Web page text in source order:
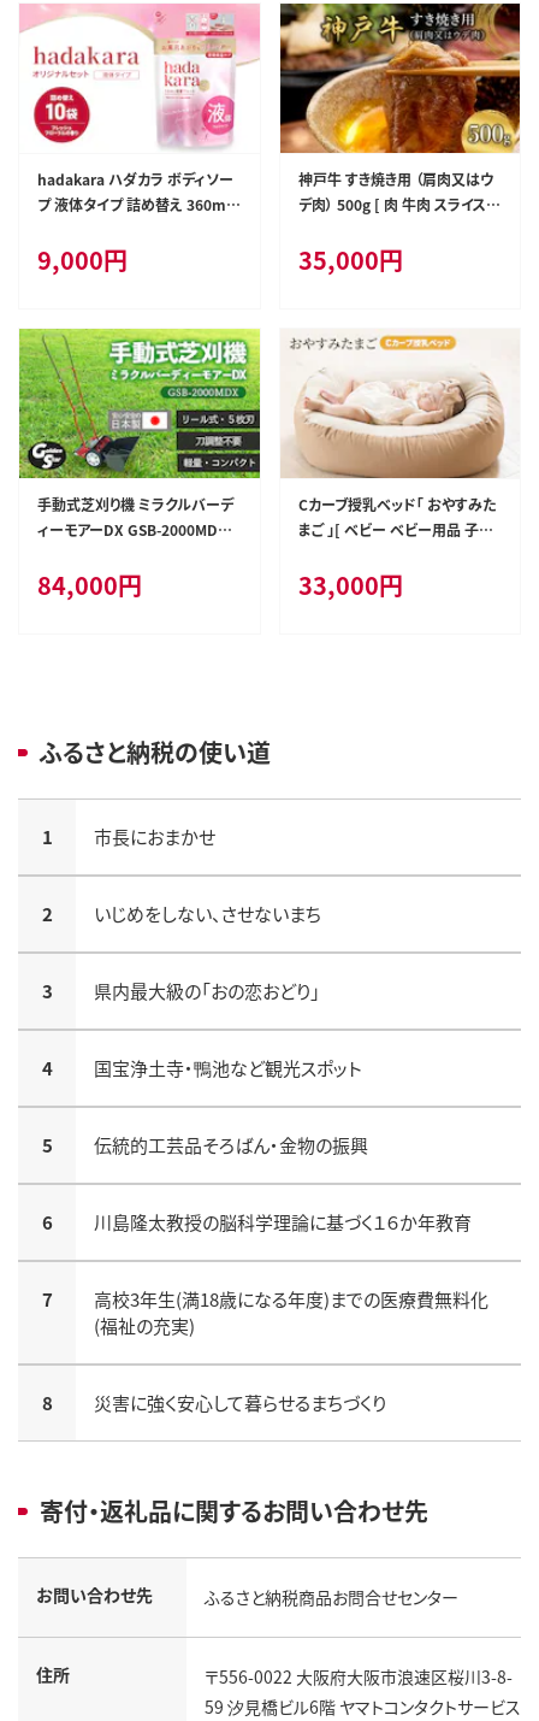
hadakara ハダカラ ボディソー
プ 液体タイプ 詰め替え 360ml
ュフローラルの香り 日用品 消耗
品 バス用品 大容量 いい 匂い
石鹸 石鹸 兵庫 兵庫県 小野市
9,000円
神戸牛 すき焼き用 （肩肉又はウ
デ肉） 500g [ 肉 牛肉 スライス
肩 ロース ウデ すきやき 神戸ビ
ーフ ブランド牛 冷蔵 兵庫県 小
35,000円
手動式芝刈り機 ミラクルバーデ
ィーモアーDX GSB-2000MDX
刈り機 リール式芝刈り機 リール
式 家庭用 ガーデニング 園芸 ガ
84,000円
Cカーブ授乳ベッド「 おやすみた
まご 」[ ベビー ベビー用品 子育
レゼント 防災 ] ベビーグッズ
33,000円
ふるさと納税の使い道
1 市長におまかせ
2 いじめをしない、させないまち
3 県内最大級の「おの恋おどり」
4 国宝浄土寺・鴨池など観光スポット
5 伝統的工芸品そろばん・金物の振興
6 川島隆太教授の脳科学理論に基づく１６か年教育
7
高校3年生(満18歳になる年度)までの医療費無料化
(福祉の充実)
8 災害に強く安心して暮らせるまちづくり
寄付・返礼品に関するお問い合わせ先
お問い合わせ先 ふるさと納税商品お問合せセンター
住所
〒556-0022 大阪府大阪市浪速区桜川3-8-
59 汐見橋ビル6階 ヤマトコンタクトサービス